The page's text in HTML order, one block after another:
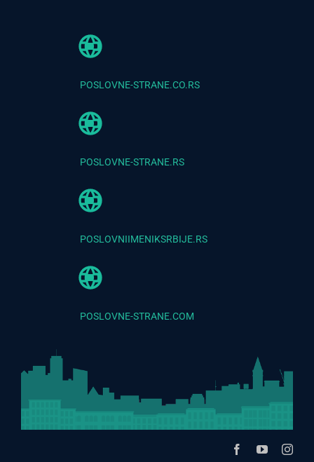
POSLOVNE-STRANE.CO.RS
POSLOVNE-STRANE.RS
POSLOVNIIMENIKSRBIJE.RS
POSLOVNE-STRANE.COM